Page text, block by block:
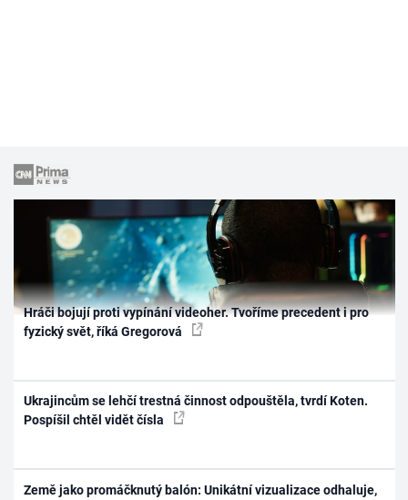
Hráči bojují proti vypínání videoher. Tvoříme precedent i pro
fyzický svět, říká Gregorová
Ukrajincům se lehčí trestná činnost odpouštěla, tvrdí Koten.
Pospíšil chtěl vidět čísla
Země jako promáčknutý balón: Unikátní vizualizace odhaluje,